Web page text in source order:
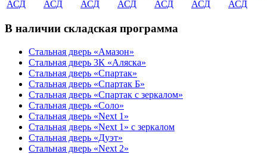
В наличии складская программа
Стальная дверь «Амазон»
Стальная дверь 3К «Аляска»
Стальная дверь «Спартак»
Стальная дверь «Спартак Б»
Стальная дверь «Спартак с зеркалом»
Стальная дверь «Соло»
Стальная дверь «Next 1»
Стальная дверь «Next 1» с зеркалом
Стальная дверь «Дуэт»
Стальная дверь «Next 2»